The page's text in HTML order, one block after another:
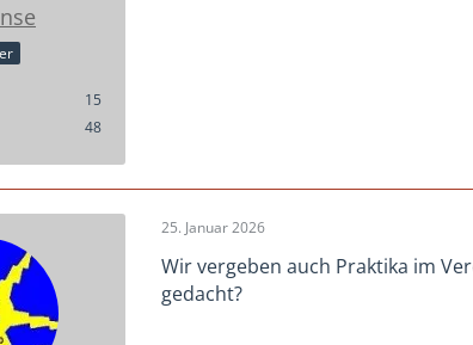
15
48
25. Januar 2026
Wir vergeben auch Praktika im
gedacht?